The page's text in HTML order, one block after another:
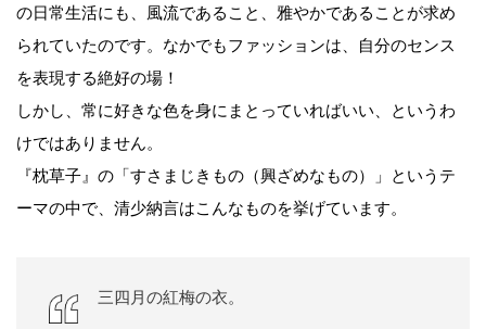
の日常生活にも、風流であること、雅やかであることが求め
られていたのです。なかでもファッションは、自分のセンス
を表現する絶好の場！
しかし、常に好きな色を身にまとっていればいい、というわ
けではありません。
『枕草子』の「すさまじきもの（興ざめなもの）」というテ
ーマの中で、清少納言はこんなものを挙げています。
三四月の紅梅の衣。